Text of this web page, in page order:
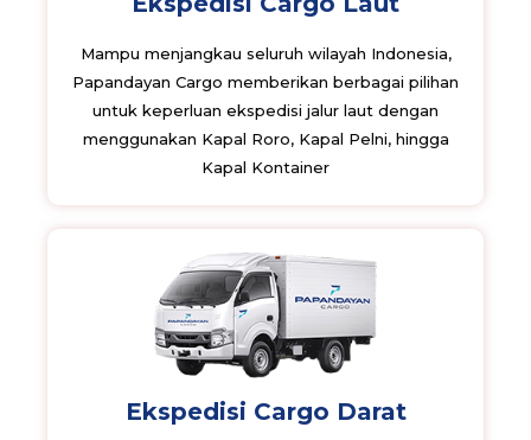
Mampu menjangkau seluruh wilayah Indonesia,
Papandayan Cargo memberikan berbagai pilihan
untuk keperluan ekspedisi jalur laut dengan
menggunakan Kapal Roro, Kapal Pelni, hingga
Kapal Kontainer
Ekspedisi Cargo Darat